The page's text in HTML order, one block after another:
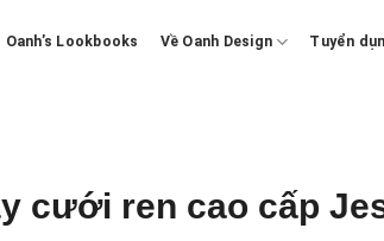
Oanh’s Lookbooks Về Oanh Design Tuyển
cưới ren cao cấp